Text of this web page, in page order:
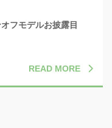
フモデルお披露目
READ MORE